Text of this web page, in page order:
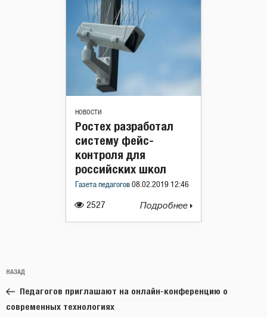
НОВОСТИ
2527
Ростех разработал
систему фейс-
контроля для
российских школ
Газета педагогов 08.02.2019 12:46
Подробнее
по
записям
Предыдущая
запись:
НАЗАД
Педагогов приглашают на онлайн-конференцию о
современных технологиях